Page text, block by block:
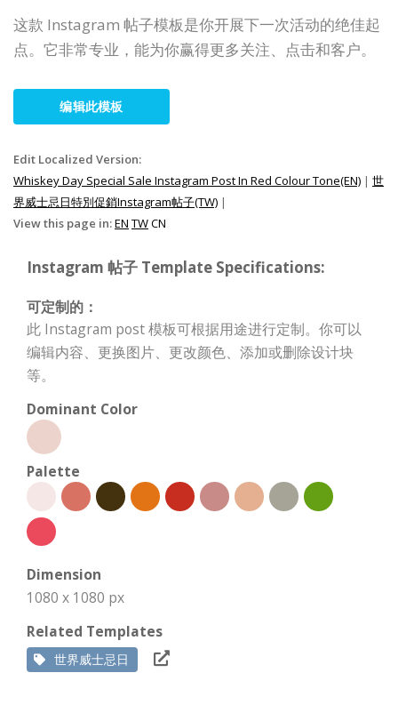
这款 Instagram 帖子模板是你开展下一次活动的绝佳起
点。它非常专业，能为你赢得更多关注、点击和客户。
编辑此模板
Edit Localized Version:
Whiskey Day Special Sale Instagram Post In Red Colour Tone(EN) | 世
界威士忌日特別促銷Instagram帖子(TW) |
View this page in:EN TWCN
Instagram 帖子 Template Specifications:
可定制的：
此 Instagram post 模板可根据用途进行定制。你可以
编辑内容、更换图片、更改颜色、添加或删除设计块
等。
Dominant Color
Palette
Dimension
1080 x 1080 px
Related Templates
世界威士忌日